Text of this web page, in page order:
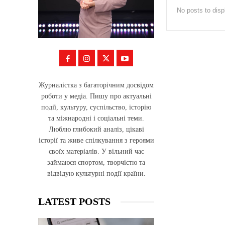
Журналістка з багаторічним досвідом
роботи у медіа. Пишу про актуальні
події, культуру, суспільство, історію
та міжнародні і соціальні теми.
Люблю глибокий аналіз, цікаві
історії та живе спілкування з героями
своїх матеріалів. У вільний час
займаюся спортом, творчістю та
відвідую культурні події країни.
LATEST POSTS
No posts to